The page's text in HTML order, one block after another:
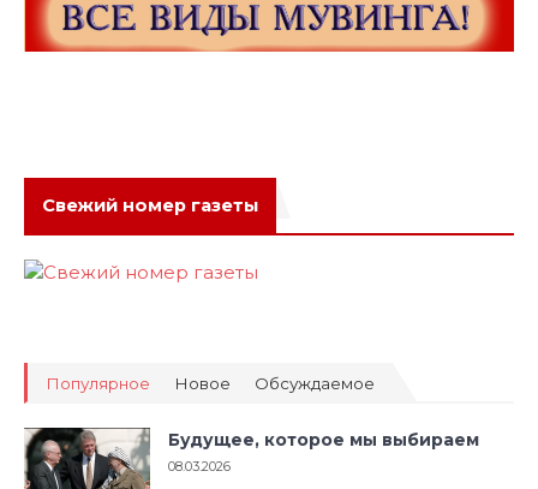
Свежий номер газеты
Популярное Новое Обсуждаемое
Будущее, которое мы выбираем
08.03.2026